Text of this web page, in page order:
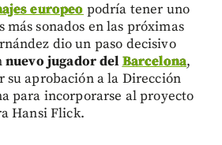
europeo podría tener uno
más sonados en las próximas
dio un paso decisivo
nuevo jugador del Barcelona,
su aprobación a la Dirección
para incorporarse al proyecto
Hansi Flick.